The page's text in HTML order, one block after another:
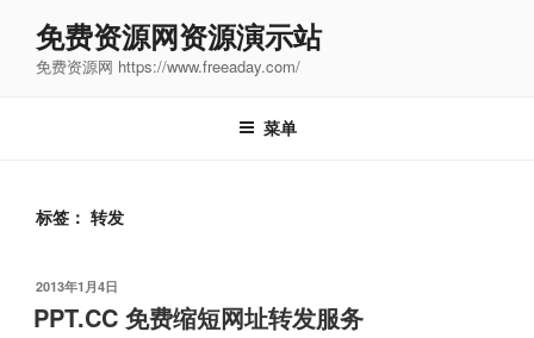
免费资源网资源演示站
免费资源网 https://www.freeaday.com/
菜单
标签： 转发
发
布
于
2013年1月4日
PPT.CC 免费缩短网址转发服务